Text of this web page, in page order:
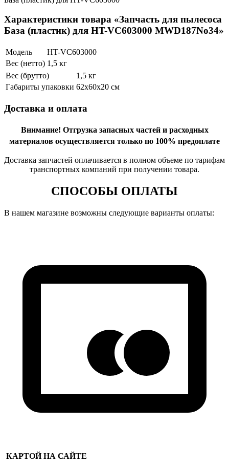
Характеристики товара «Запчасть для пылесоса
База (пластик) для HT-VC603000 MWD187No34»
Модель
HT-VC603000
Вес (нетто) 1,5 кг
Вес (брутто)
1,5 кг
Габариты упаковки 62х60х20 см
Доставка и оплата
Внимание! Отгрузка запасных частей и расходных
материалов осуществляется только по 100% предоплате
Доставка запчастей оплачивается в полном объеме по тарифам
транспортных компаний при получении товара.
СПОСОБЫ ОПЛАТЫ
В нашем магазине возможны следующие варианты оплаты:
КАРТОЙ НА САЙТЕ